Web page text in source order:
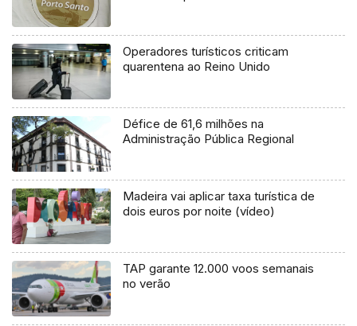
Operadores turísticos criticam
quarentena ao Reino Unido
Défice de 61,6 milhões na
Administração Pública Regional
Madeira vai aplicar taxa turística de
dois euros por noite (vídeo)
TAP garante 12.000 voos semanais
no verão